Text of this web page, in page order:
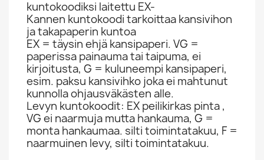
kuntokoodiksi laitettu EX-
Kannen kuntokoodi tarkoittaa kansivihon
ja takapaperin kuntoa
EX = täysin ehjä kansipaperi. VG =
paperissa painauma tai taipuma, ei
kirjoitusta, G = kuluneempi kansipaperi,
esim. paksu kansivihko joka ei mahtunut
kunnolla ohjausväkästen alle.
Levyn kuntokoodit: EX peilikirkas pinta ,
VG ei naarmuja mutta hankauma, G =
monta hankaumaa. silti toimintatakuu, F =
naarmuinen levy, silti toimintatakuu.